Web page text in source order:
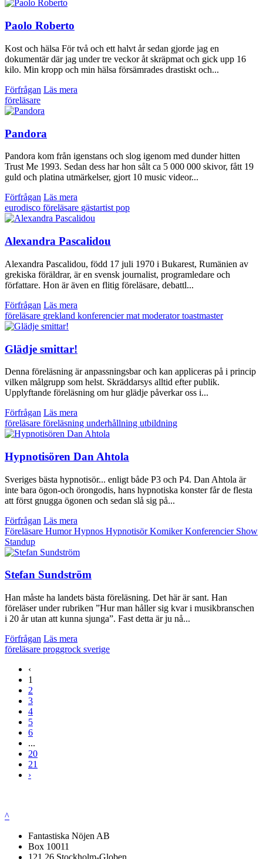
Paolo Roberto
Kost och hälsa För två och ett halvt år sedan gjorde jag en
dokumentär där jag under tre veckor åt skräpmat och gick upp 16
kilo. Min kropp och min hälsa försämrades drastiskt och...
Förfrågan Läs mera
föreläsare
Pandora
Pandora kom från igenstans och slog igenom med dunder hitten
Trust Me 1993. Sedan dess har hon sålt ca 5 000 000 skivor, fått 19
guld och platina utmärkelser, gjort 10 music videor...
Förfrågan Läs mera
eurodisco föreläsare gästartist pop
Alexandra Pascalidou
Alexandra Pascalidou, född 17 juli 1970 i Bukarest, Rumänien av
grekiska föräldrar, är en svensk journalist, programledare och
författare. Hon är även en flitig föreläsare, debattl...
Förfrågan Läs mera
föreläsare grekland konferenciermat moderatortoastmaster
Glädje smittar!
Denna föreläsning är anpassningsbar och kan appliceras på i princip
vilken målgrupp som helst. Skräddarsys alltid efter publik.
Upplyftande föreläsning om hur glädje påverkar oss i...
Förfrågan Läs mera
föreläsare föreläsning underhållning utbildning
Hypnotisören Dan Ahtola
Sveriges bästa hypnotisör... enligt både P3 och P4. Dan Ahtola är
inte bara ögon-och örongodis, hans hypnotiska konster får de flesta
att först gnugga ögonen och sedan slå sig på...
Förfrågan Läs mera
Föreläsare HumorHypnos HypnotisörKomikerKonferencier Show
Standup
Stefan Sundström
Han måste ha landets bästa föreläsning. Det här är sant. Han
föreläser under rubriken ”Hur man håller sig kvar i musikbranschen
i 20 år utan att kunna sjunga”. Fast detta är ju nå...
Förfrågan Läs mera
föreläsare proggrock sverige
‹
1
2
3
4
5
6
...
20
21
›
^
Fantastiska Nöjen AB
Box 10011
121 26 Stockholm-Globen